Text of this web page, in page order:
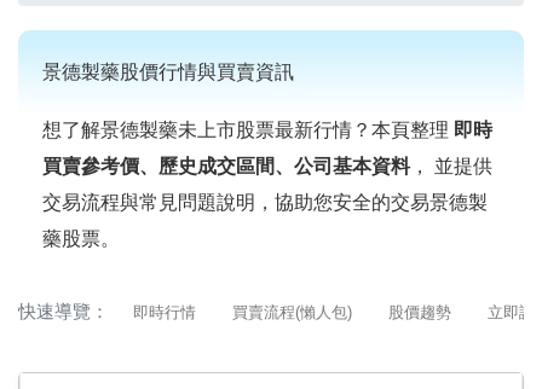
景德製藥股價行情與買賣資訊
想了解景德製藥未上市股票最新行情？本頁整理 即時
買賣參考價、歷史成交區間、公司基本資料， 並提供
交易流程與常見問題說明，協助您安全的交易景德製
藥股票。
快速導覽： 即時行情 買賣流程(懶人包) 股價趨勢 立即詢